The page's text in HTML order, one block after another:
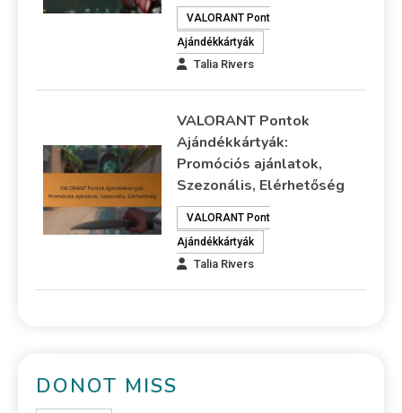
VALORANT Pont
Ajándékkártyák
Talia Rivers
VALORANT Pontok
Ajándékkártyák:
Promóciós ajánlatok,
Szezonális, Elérhetőség
VALORANT Pont
Ajándékkártyák
Talia Rivers
DONOT MISS